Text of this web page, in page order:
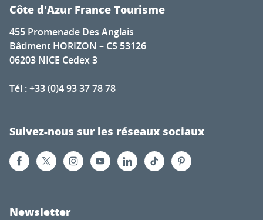
Côte d'Azur France Tourisme
455 Promenade Des Anglais
Bâtiment HORIZON – CS 53126
06203 NICE Cedex 3
Tél : +33 (0)4 93 37 78 78
Suivez-nous sur les réseaux sociaux
Newsletter